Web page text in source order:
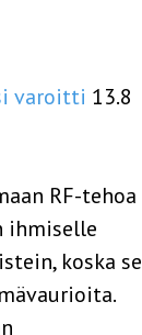
varoitti 13.8
RF-tehoa
ihmiselle
koska se